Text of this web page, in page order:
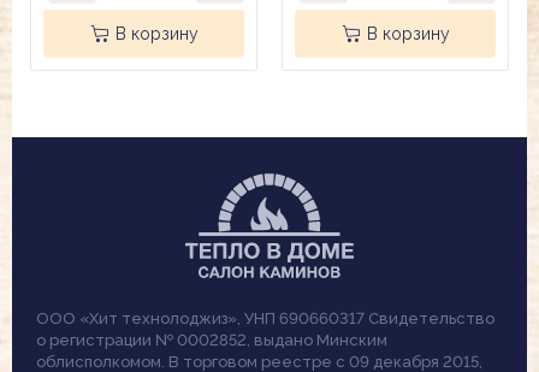
В корзину В корзину
ООО «Хит технолоджиз», УНП 690660317 Свидетельство
о регистрации № 0002852, выдано Минским
облисполкомом. В торговом реестре с 09 декабря 2015,